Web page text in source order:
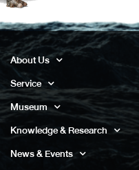
About Us
Service
Museum
Knowledge & Research
News & Events